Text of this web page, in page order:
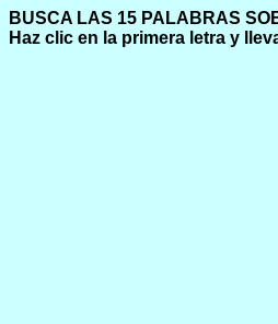
BUSCA LAS 15
Haz clic en la primera letra y